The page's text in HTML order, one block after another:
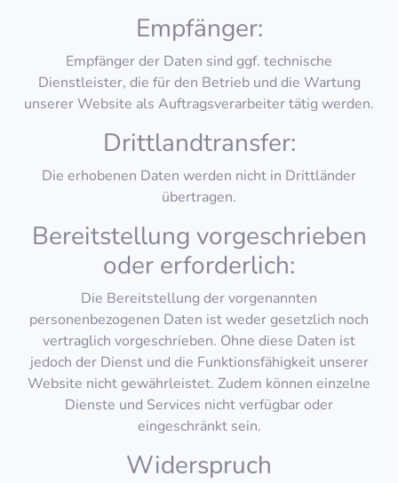
Empfänger:
Empfänger der Daten sind ggf. technische
Dienstleister, die für den Betrieb und die Wartung
unserer Website als Auftragsverarbeiter tätig werden.
Drittlandtransfer:
Die erhobenen Daten werden nicht in Drittländer
übertragen.
Bereitstellung vorgeschrieben
oder erforderlich:
Die Bereitstellung der vorgenannten
personenbezogenen Daten ist weder gesetzlich noch
vertraglich vorgeschrieben. Ohne diese Daten ist
jedoch der Dienst und die Funktionsfähigkeit unserer
Website nicht gewährleistet. Zudem können einzelne
Dienste und Services nicht verfügbar oder
eingeschränkt sein.
Widerspruch